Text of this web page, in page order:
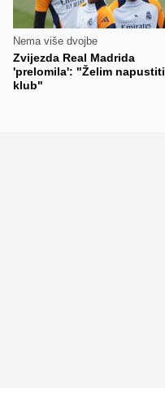
Nema više dvojbe
Zvijezda Real Madrida
'prelomila': "Želim napustiti
klub"